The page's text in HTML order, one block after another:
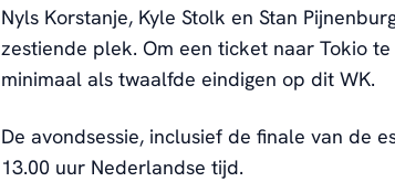
Nyls Korstanje, Kyle Stolk en Stan
zestiende plek. Om een ticket naar Tokio
minimaal als twaalfde eindigen op dit WK.
De avondsessie, inclusief de finale van de
13.00 uur Nederlandse tijd.